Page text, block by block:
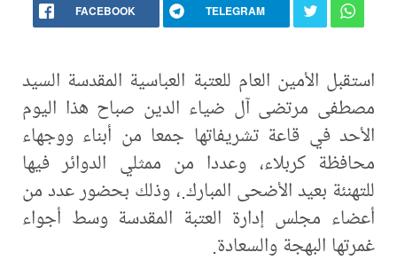
FACEBOOK TELEGRAM
استقبل الأمين العام للعتبة العباسية المقدسة السيد
مصطفى مرتضى آل ضياء الدين صباح هذا اليوم
الأحد في قاعة تشريفاتها جمعا من أبناء ووجهاء
محافظة كربلاء، وعددا من ممثلي الدوائر فيها
للتهنئة بعيد الأضحى المبارك.، وذلك بحضور عدد من
أعضاء مجلس إدارة العتبة المقدسة وسط أجواء
غمرتها البهجة والسعادة.